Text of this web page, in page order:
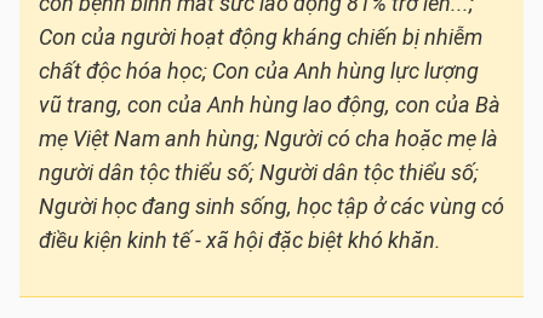
Con của người hoạt động kháng chiến bị nhiễm
chất độc hóa học; Con của Anh hùng lực lượng
vũ trang, con của Anh hùng lao động, con của Bà
mẹ Việt Nam anh hùng; Người có cha hoặc mẹ là
người dân tộc thiểu số; Người dân tộc thiểu số;
Người học đang sinh sống, học tập ở các vùng có
điều kiện kinh tế - xã hội đặc biệt khó khăn.